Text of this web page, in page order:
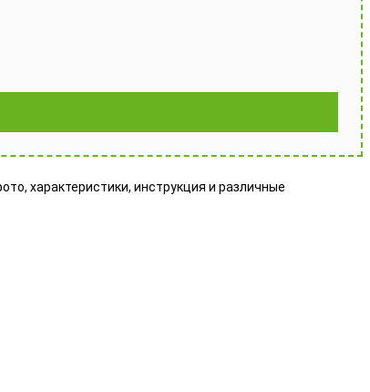
характеристики, инструкция и различные